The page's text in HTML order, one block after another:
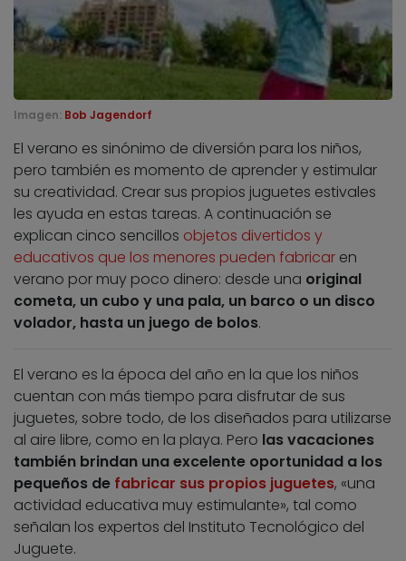
Imagen: Bob Jagendorf
El verano es sinónimo de diversión para los niños,
pero también es momento de aprender y estimular
su creatividad. Crear sus propios juguetes estivales
les ayuda en estas tareas. A continuación se
explican cinco sencillos objetos divertidos y
educativos que los menores pueden fabricar en
verano por muy poco dinero: desde una original
cometa, un cubo y una pala, un barco o un disco
volador, hasta un juego de bolos.
El verano es la época del año en la que los niños
cuentan con más tiempo para disfrutar de sus
juguetes, sobre todo, de los diseñados para utilizarse
al aire libre, como en la playa. Pero las vacaciones
también brindan una excelente oportunidad a los
pequeños de fabricar sus propios juguetes, «una
actividad educativa muy estimulante», tal como
señalan los expertos del Instituto Tecnológico del
Juguete.